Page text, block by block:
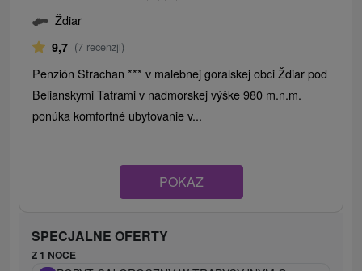
Ždiar
9,7 (7 recenzji)
Penzión Strachan *** v malebnej goralskej obci Ždiar pod
Belianskymi Tatrami v nadmorskej výške 980 m.n.m.
ponúka komfortné ubytovanie v...
POKAZ
SPECJALNE OFERTY
Z 1 NOCE